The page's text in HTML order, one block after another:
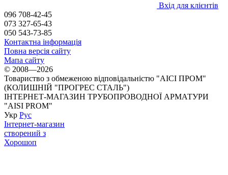
Вхід для клієнтів
096 708-42-45
073 327-65-43
050 543-73-85
Контактна інформація
Повна версія сайту
Мапа сайту
© 2008—2026
Товариство з обмеженою відповідальністю "АІСІ ПРОМ"
(КОЛИШНІЙ "ПРОГРЕС СТАЛЬ")
ІНТЕРНЕТ-МАГАЗИН ТРУБОПРОВОДНОЇ АРМАТУРИ
"AISI PROM"
Укр Рус
Інтернет-магазин
створений з
Хорошоп